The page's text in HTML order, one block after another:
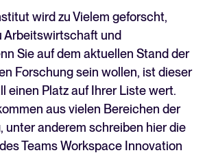
wird zu Vielem geforscht,
Arbeitswirtschaft und
Sie auf dem aktuellen Stand der
Forschung sein wollen, ist dieser
einen Platz auf Ihrer Liste wert.
aus vielen Bereichen der
unter anderem schreiben hier die
Teams Workspace Innovation